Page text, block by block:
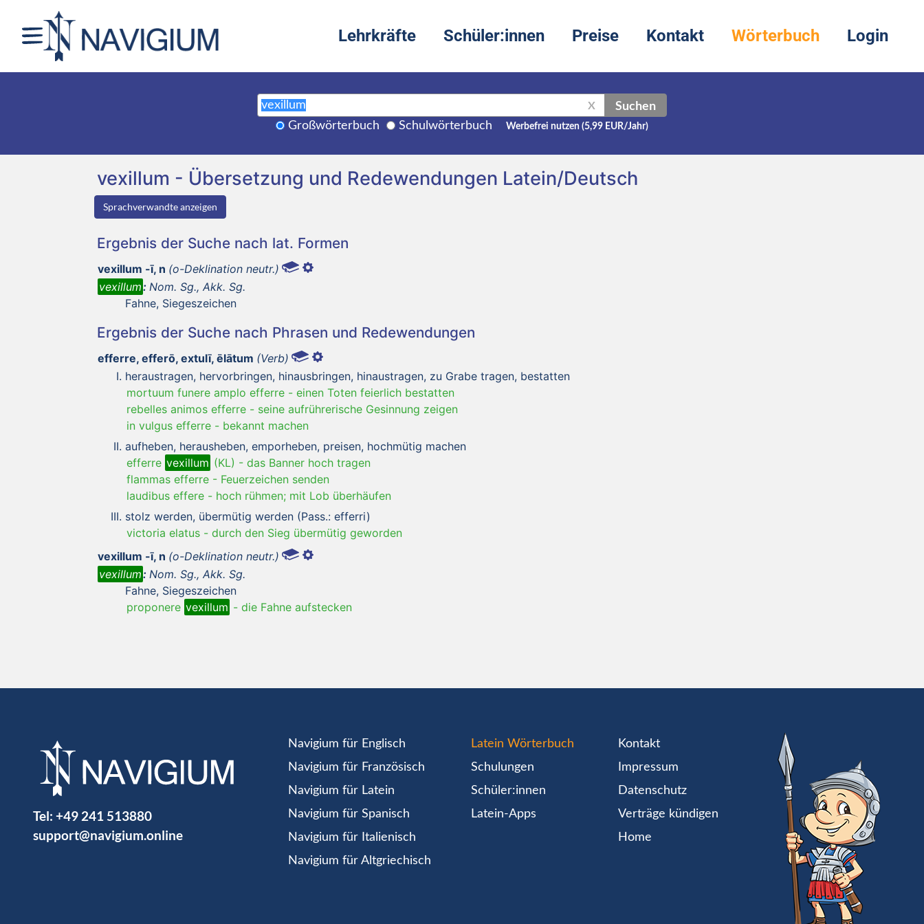
Lehrkräfte Schüler:innen Preise Kontakt Wörterbuch Login
X Suchen
Großwörterbuch Schulwörterbuch Werbefrei nutzen (5,99 EUR/Jahr)
vexillum - Übersetzung und Redewendungen Latein/Deutsch
Sprachverwandte anzeigen
Ergebnis der Suche nach lat. Formen
vexillum -ī, n (o-Deklination neutr.)
vexillum: Nom. Sg., Akk. Sg.
Fahne, Siegeszeichen
Ergebnis der Suche nach Phrasen und Redewendungen
efferre, efferō, extulī, ēlātum (Verb)
heraustragen, hervorbringen, hinausbringen, hinaustragen, zu Grabe tragen, bestatten
mortuum funere amplo efferre - einen Toten feierlich bestatten
rebelles animos efferre - seine aufrührerische Gesinnung zeigen
in vulgus efferre - bekannt machen
aufheben, herausheben, emporheben, preisen, hochmütig machen
efferre vexillum (KL) - das Banner hoch tragen
flammas efferre - Feuerzeichen senden
laudibus effere - hoch rühmen; mit Lob überhäufen
stolz werden, übermütig werden (Pass.: efferri)
victoria elatus - durch den Sieg übermütig geworden
vexillum -ī, n (o-Deklination neutr.)
vexillum: Nom. Sg., Akk. Sg.
Fahne, Siegeszeichen
proponere vexillum - die Fahne aufstecken
Tel: +49 241 513880
support@navigium.online
Navigium für Englisch
Navigium für Französisch
Navigium für Latein
Navigium für Spanisch
Navigium für Italienisch
Navigium für Altgriechisch
Latein Wörterbuch
Schulungen
Schüler:innen
Latein-Apps
Kontakt
Impressum
Datenschutz
Verträge kündigen
Home